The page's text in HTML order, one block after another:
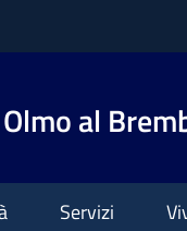
al
Servizi